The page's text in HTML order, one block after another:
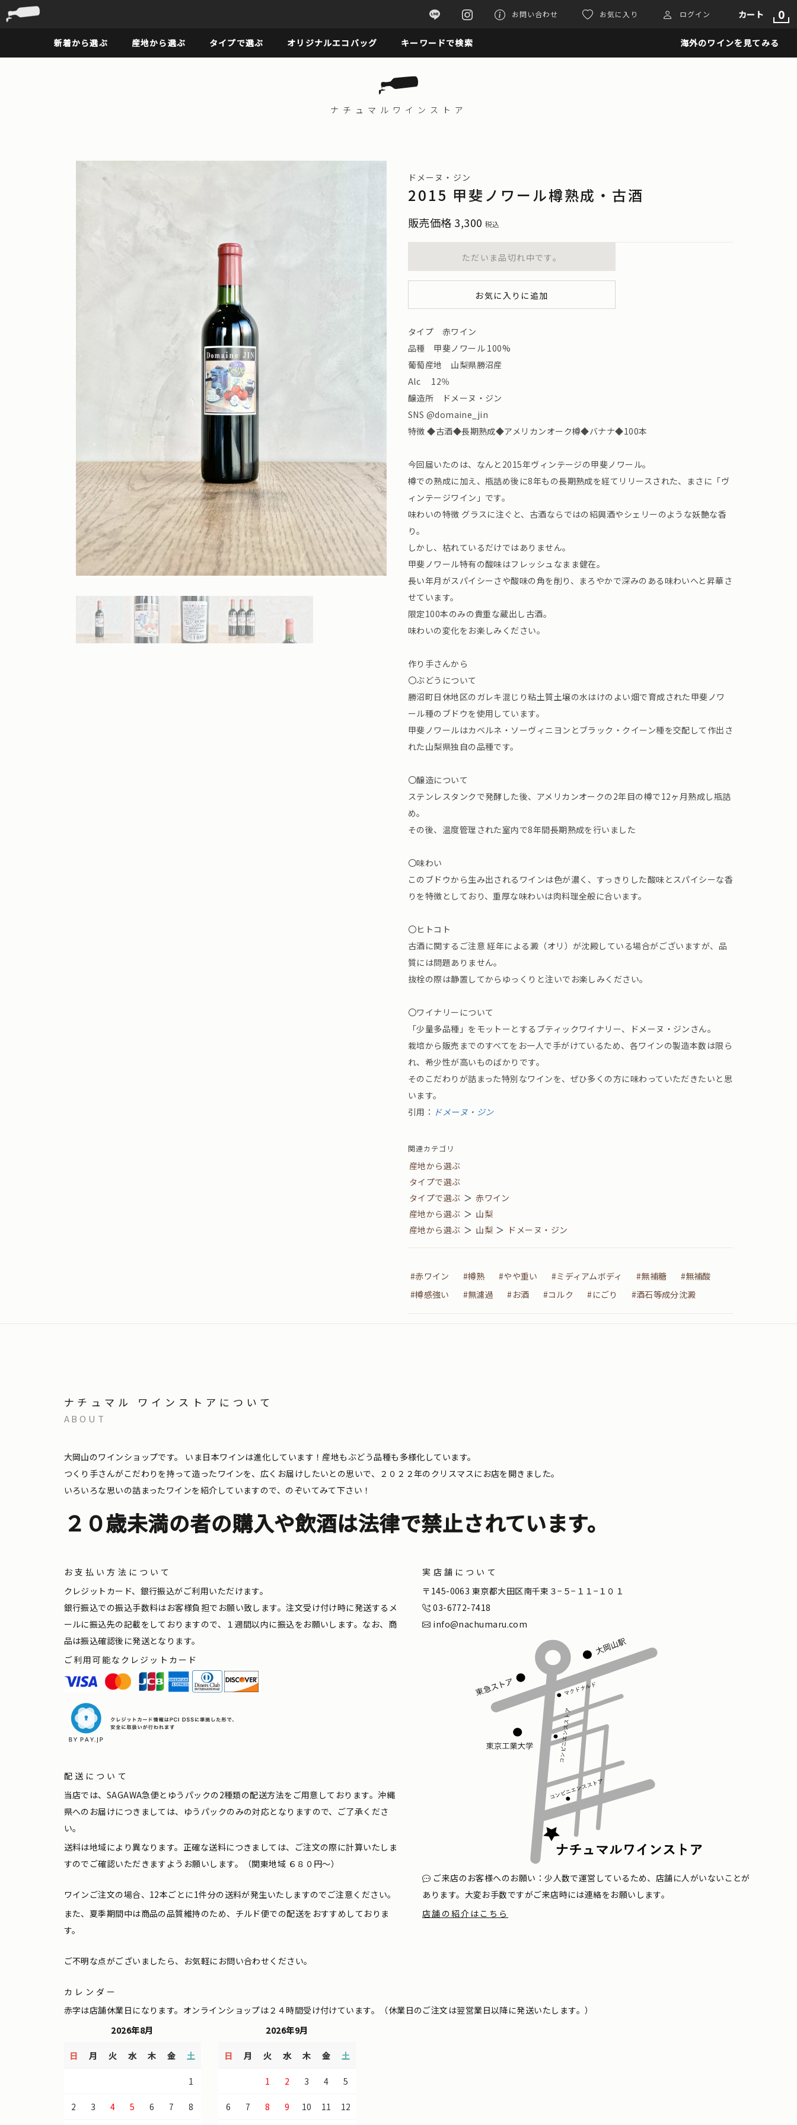
お問い合わせ お気に入り ログイン カート 0
新着から選ぶ 産地から選ぶ タイプで選ぶ オリジナルエコバッグ キーワードで検索 海外のワインを見てみる
ナチュマル ワインストア
ドメーヌ・ジン
2015 甲斐ノワール樽熟成・古酒
販売価格 3,300 税込
ただいま品切れ中です。
お気に入りに追加
タイプ 赤ワイン
品種 甲斐ノワール 100%
葡萄産地 山梨県勝沼産
Alc 12％
醸造所 ドメーヌ・ジン
SNS @domaine_jin
特徴 ◆古酒◆長期熟成◆アメリカンオーク樽◆バナナ◆100本
今回届いたのは、なんと2015年ヴィンテージの甲斐ノワール。
樽での熟成に加え、瓶詰め後に8年もの長期熟成を経てリリースされた、まさに「ヴ
ィンテージワイン」です。
味わいの特徴 グラスに注ぐと、古酒ならではの紹興酒やシェリーのような妖艶な香
り。
しかし、枯れているだけではありません。
甲斐ノワール特有の酸味はフレッシュなまま健在。
長い年月がスパイシーさや酸味の角を削り、まろやかで深みのある味わいへと昇華さ
せています。
限定100本のみの貴重な蔵出し古酒。
味わいの変化をお楽しみください。
作り手さんから
〇ぶどうについて
勝沼町日休地区のガレキ混じり粘土質土壌の水はけのよい畑で育成された甲斐ノワ
ール種のブドウを使用しています。
甲斐ノワールはカベルネ・ソーヴィニヨンとブラック・クイーン種を交配して作出さ
れた山梨県独自の品種です。
〇醸造について
ステンレスタンクで発酵した後、アメリカンオークの2年目の樽で12ヶ月熟成し瓶詰
め。
その後、温度管理された室内で8年間長期熟成を行いました
〇味わい
このブドウから生み出されるワインは色が濃く、すっきりした酸味とスパイシーな香
りを特徴としており、重厚な味わいは肉料理全般に合います。
〇ヒトコト
古酒に関するご注意 経年による澱（オリ）が沈殿している場合がございますが、品
質には問題ありません。
抜栓の際は静置してからゆっくりと注いでお楽しみください。
〇ワイナリーについて
「少量多品種」をモットーとするブティックワイナリー、ドメーヌ・ジンさん。
栽培から販売までのすべてをお一人で手がけているため、各ワインの製造本数は限ら
れ、希少性が高いものばかりです。
そのこだわりが詰まった特別なワインを、ぜひ多くの方に味わっていただきたいと思
います。
引用： ドメーヌ・ジン
関連カテゴリ
産地から選ぶ
タイプで選ぶ
タイプで選ぶ ＞ 赤ワイン
産地から選ぶ ＞ 山梨
産地から選ぶ ＞ 山梨 ＞ ドメーヌ・ジン
#赤ワイン #樽熟 #やや重い #ミディアムボディ #無補糖
#無補酸
#樽感強い
#無濾過 #お酒 #コルク #にごり #酒石等成分沈澱
ナチュマル ワインストアについて
ABOUT
大岡山のワインショップです。
いま日本ワインは進化しています！産地もぶどう品種も多様化しています。
つくり手さんがこだわりを持って造ったワインを、広くお届けしたいとの思いで、２０２２年のクリスマスにお店を開きました。
いろいろな思いの詰まったワインを紹介していますので、のぞいてみて下さい！
２０歳未満の者の購入や飲酒は法律で禁止されています。
お支払い方法について
クレジットカード、銀行振込がご利用いただけます。
銀行振込での振込手数料はお客様負担でお願い致します。注文受け付け時に発送するメ
ールに振込先の記載をしておりますので、１週間以内に振込をお願いします。なお、商
品は振込確認後に発送となります。
ご利用可能なクレジットカード
配送について
当店では、SAGAWA急便とゆうパックの2種類の配送方法をご用意しております。沖縄
県へのお届けにつきましては、ゆうパックのみの対応となりますので、ご了承くださ
い。
送料は地域により異なります。正確な送料につきましては、ご注文の際に計算いたしま
すのでご確認いただきますようお願いします。（関東地域 ６８０円〜）
ワインご注文の場合、12本ごとに1件分の送料が発生いたしますのでご注意ください。
また、夏季期間中は商品の品質維持のため、チルド便での配送をおすすめしておりま
す。
ご不明な点がございましたら、お気軽にお問い合わせください。
実店舗について
〒145-0063 東京都大田区南千束３−５−１１−１０１
03-6772-7418
info@nachumaru.com
ご来店のお客様へのお願い：少人数で運営しているため、店舗に人がいないことが
あります。大変お手数ですがご来店時には連絡をお願いします。
店舗の紹介はこちら
カレンダー
赤字は店舗休業日になります。オンラインショップは２４時間受け付けています。（休業日のご注文は翌営業日以降に発送いたします。）
2026年8月
日 月 火 水 木 金 土
1
2 3 4 5 6 7 8
2026年9月
日 月 火 水 木 金 土
1 2 3 4 5
6 7 8 9 10 11 12